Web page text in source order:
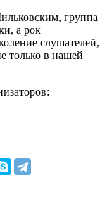
группа
а рок
слушателей,
только в нашей